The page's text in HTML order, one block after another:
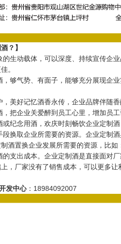
？】
的生动载体，可以深度、持续宣传企
。
，够气势、有面子，能够充分展现企
美好记忆酒香永传，企业品牌伴随
把企业关爱醉到员工心里，增加员
纪念用酒，欢庆时刻畅饮企业定制
段换取企业所需要的资源。企业定制
酒置换企业发展所需要的资源，比如
的支出成本。企业定制酒是直接面对
，厂家没有了销售成本，可以更多让
发中心：18984092007